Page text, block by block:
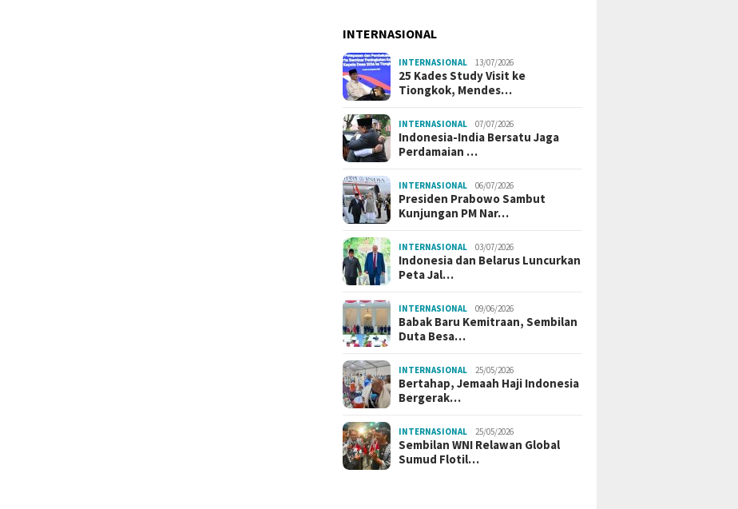
INTERNASIONAL
INTERNASIONAL 13/07/2026
25 Kades Study Visit ke
Tiongkok, Mendes…
INTERNASIONAL 07/07/2026
Indonesia-India Bersatu Jaga
Perdamaian …
INTERNASIONAL 06/07/2026
Presiden Prabowo Sambut
Kunjungan PM Nar…
INTERNASIONAL 03/07/2026
Indonesia dan Belarus Luncurkan
Peta Jal…
INTERNASIONAL 09/06/2026
Babak Baru Kemitraan, Sembilan
Duta Besa…
INTERNASIONAL 25/05/2026
Bertahap, Jemaah Haji Indonesia
Bergerak…
INTERNASIONAL 25/05/2026
Sembilan WNI Relawan Global
Sumud Flotil…